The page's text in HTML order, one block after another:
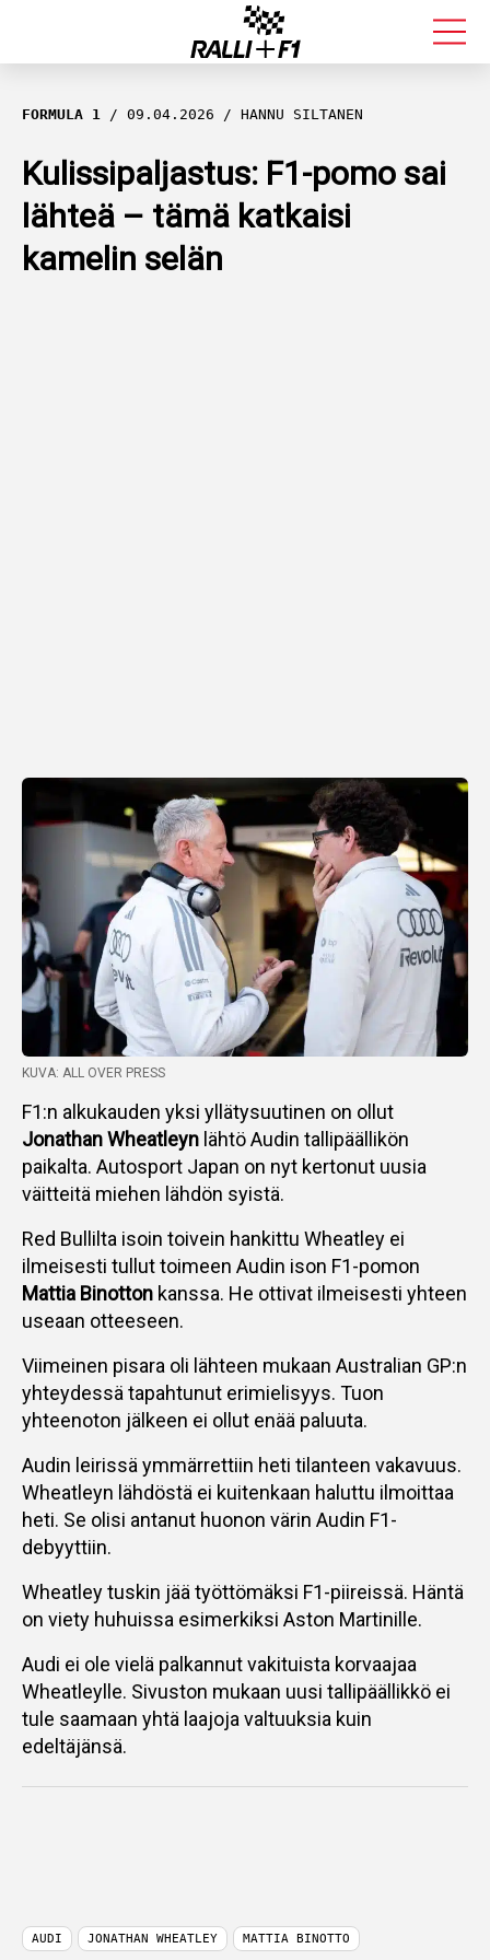
FORMULA 1
RALLI
KALLE ROVANPERÄ
VALTTERI BOTTAS
FORMULA 1 09.04.2026 HANNU SILTANEN
Kulissipaljastus: F1-pomo sai
lähteä – tämä katkaisi
kamelin selän
KUVA: ALL OVER PRESS
F1:n alkukauden yksi yllätysuutinen on ollut
Jonathan Wheatleyn lähtö Audin tallipäällikön
paikalta. Autosport Japan on nyt kertonut uusia
väitteitä miehen lähdön syistä.
Red Bullilta isoin toivein hankittu Wheatley ei
ilmeisesti tullut toimeen Audin ison F1-pomon
Mattia Binotton kanssa. He ottivat ilmeisesti yhteen
useaan otteeseen.
Viimeinen pisara oli lähteen mukaan Australian GP:n
yhteydessä tapahtunut erimielisyys. Tuon
yhteenoton jälkeen ei ollut enää paluuta.
Audin leirissä ymmärrettiin heti tilanteen vakavuus.
Wheatleyn lähdöstä ei kuitenkaan haluttu ilmoittaa
heti. Se olisi antanut huonon värin Audin F1-
debyyttiin.
Wheatley tuskin jää työttömäksi F1-piireissä. Häntä
on viety huhuissa esimerkiksi Aston Martinille.
Audi ei ole vielä palkannut vakituista korvaajaa
Wheatleylle. Sivuston mukaan uusi tallipäällikkö ei
tule saamaan yhtä laajoja valtuuksia kuin
edeltäjänsä.
AUDI JONATHAN WHEATLEY MATTIA BINOTTO